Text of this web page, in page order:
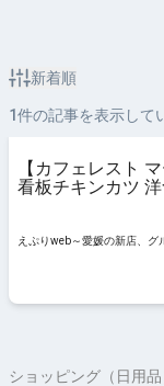
新着順
1件の記事を表示して
【カフェレスト
看板チキンカツ
えぷりweb～愛媛の新店、グ
ショッピング（日用品